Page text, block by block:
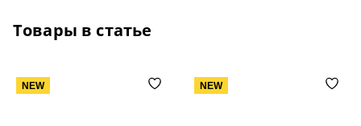
Товары в статье
NEW NEW